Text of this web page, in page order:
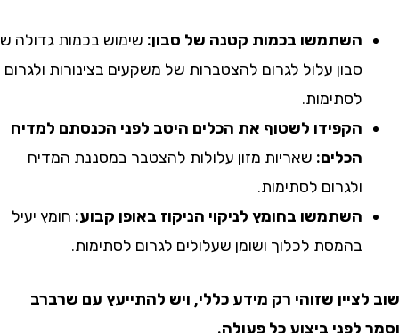
השתמשו בכמות קטנה של סבון:שימוש בכמות גדולה של
סבון עלול לגרום להצטברות של משקעים בצינורות ולגרום
לסתימות.
הקפידו לשטוף את הכלים היטב לפני הכנסתם למדיח
הכלים:שאריות מזון עלולות להצטבר במסננת המדיח
ולגרום לסתימות.
השתמשו בחומץ לניקוי הניקוז באופן קבוע:חומץ יעיל
בהמסת לכלוך ושומן שעלולים לגרום לסתימות.
שזוהי רק מידע כללי, ויש להתייעץ עם שרברב
ביצוע כל פעולה.